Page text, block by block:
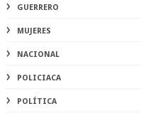
GUERRERO
MUJERES
NACIONAL
POLICIACA
POLÍTICA